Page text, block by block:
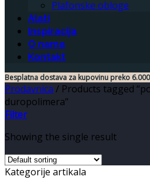
Plafonske obloge
Alati
Inspiracija
O nama
Kontakt
Besplatna dostava za kupovinu preko 6.000
Prodavnica / Products tagged
duropolimera”
Filter
Showing the single result
Kategorije artikala